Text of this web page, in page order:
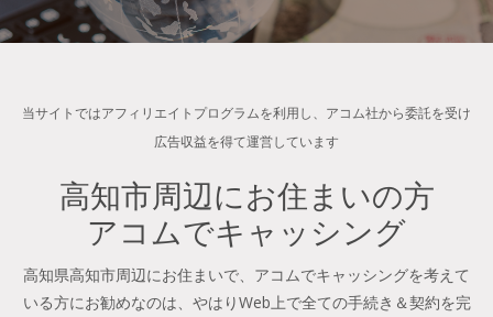
当サイトではアフィリエイトプログラムを利用し、アコム社から委託を受け
広告収益を得て運営しています
高知市周辺にお住まいの方
アコムでキャッシング
高知県高知市周辺にお住まいで、アコムでキャッシングを考えて
いる方にお勧めなのは、やはりWeb上で全ての手続き＆契約を完